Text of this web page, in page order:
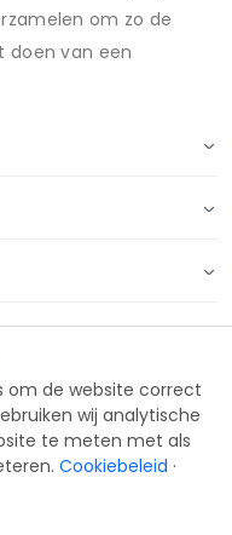
om zo de
doen van een
om de website correct
wij analytische
te meten met als
Cookiebeleid ·